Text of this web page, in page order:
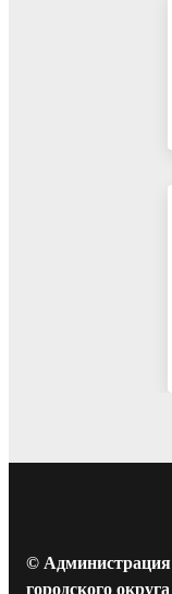
© Администрация
городского округа